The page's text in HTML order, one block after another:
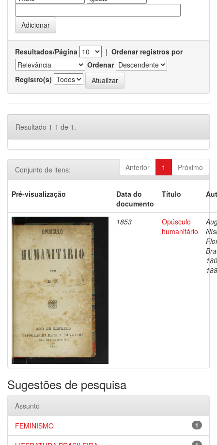
Resultados/Página | Ordenar registros por
Ordenar
Registro(s)
Resultado 1-1 de 1.
Anterior 1 Próximo
Conjunto de itens:
Pré-visualização
Data do
documento
Título
1853
Opúsculo
humanitário
Sugestões de pesquisa
Assunto
1
FEMINISMO